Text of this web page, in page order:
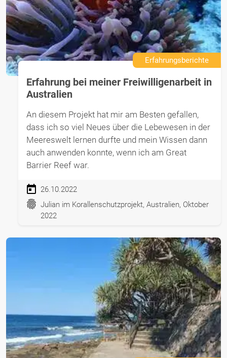
Erfahrungsberichte
Erfahrung bei meiner Freiwilligenarbeit in
Australien
An diesem Projekt hat mir am Besten gefallen,
dass ich so viel Neues über die Lebewesen in der
Meereswelt lernen durfte und mein Wissen dann
auch anwenden konnte, wenn ich am Great
Barrier Reef war.
26.10.2022
Julian im Korallenschutzprojekt, Australien, Oktober
2022